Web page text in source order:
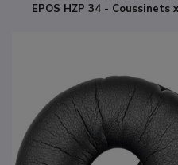
EPOS HZP 34 - Coussinets